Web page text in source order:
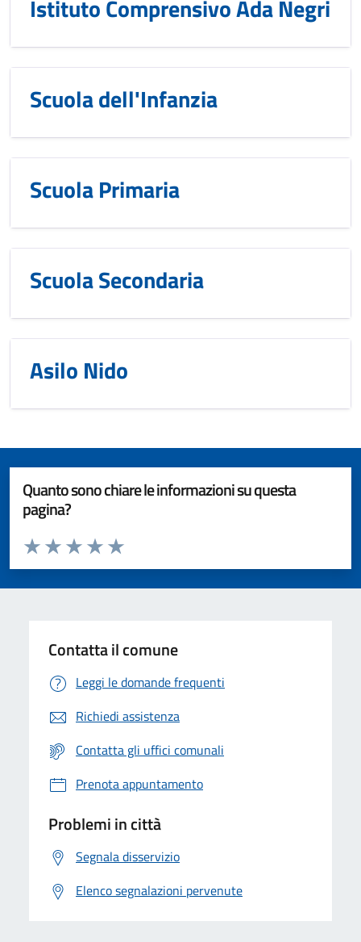
Istituto Comprensivo Ada Negri
Scuola dell'Infanzia
Scuola Primaria
Scuola Secondaria
Asilo Nido
Quanto sono chiare le informazioni su questa
pagina?
Valuta da 1 a 5 stelle la pagina
Valuta 5 stelle su 5
Valuta 4 stelle su 5
Valuta 3 stelle su 5
Valuta 2 stelle su 5
Valuta 1 stelle su 5
Contatta il comune
Leggi le domande frequenti
Richiedi assistenza
Contatta gli uffici comunali
Prenota appuntamento
Problemi in città
Segnala disservizio
Elenco segnalazioni pervenute